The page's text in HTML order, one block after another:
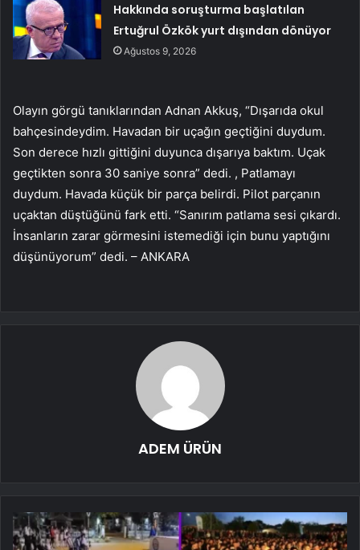
Hakkında soruşturma başlatılan
Ertuğrul Özkök yurt dışından dönüyor
Ağustos 9, 2026
Olayın görgü tanıklarından Adnan Akkuş, “Dışarıda okul
bahçesindeydim. Havadan bir uçağın geçtiğini duydum.
Son derece hızlı gittiğini duyunca dışarıya baktım. Uçak
geçtikten sonra 30 saniye sonra” dedi. , Patlamayı
duydum. Havada küçük bir parça belirdi. Pilot parçanın
uçaktan düştüğünü fark etti. “Sanırım patlama sesi çıkardı.
İnsanların zarar görmesini istemediği için bunu yaptığını
düşünüyorum” dedi. – ANKARA
ADEM ÜRÜN